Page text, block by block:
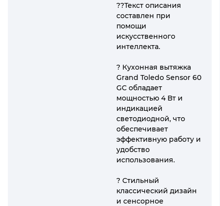
??Текст описания
составлен при
помощи
искусственного
интеллекта.
? Кухонная вытяжка
Grand Toledo Sensor 60
GC обладает
мощностью 4 Вт и
индикацией
светодиодной, что
обеспечивает
эффективную работу и
удобство
использования.
? Стильный
классический дизайн
и сенсорное